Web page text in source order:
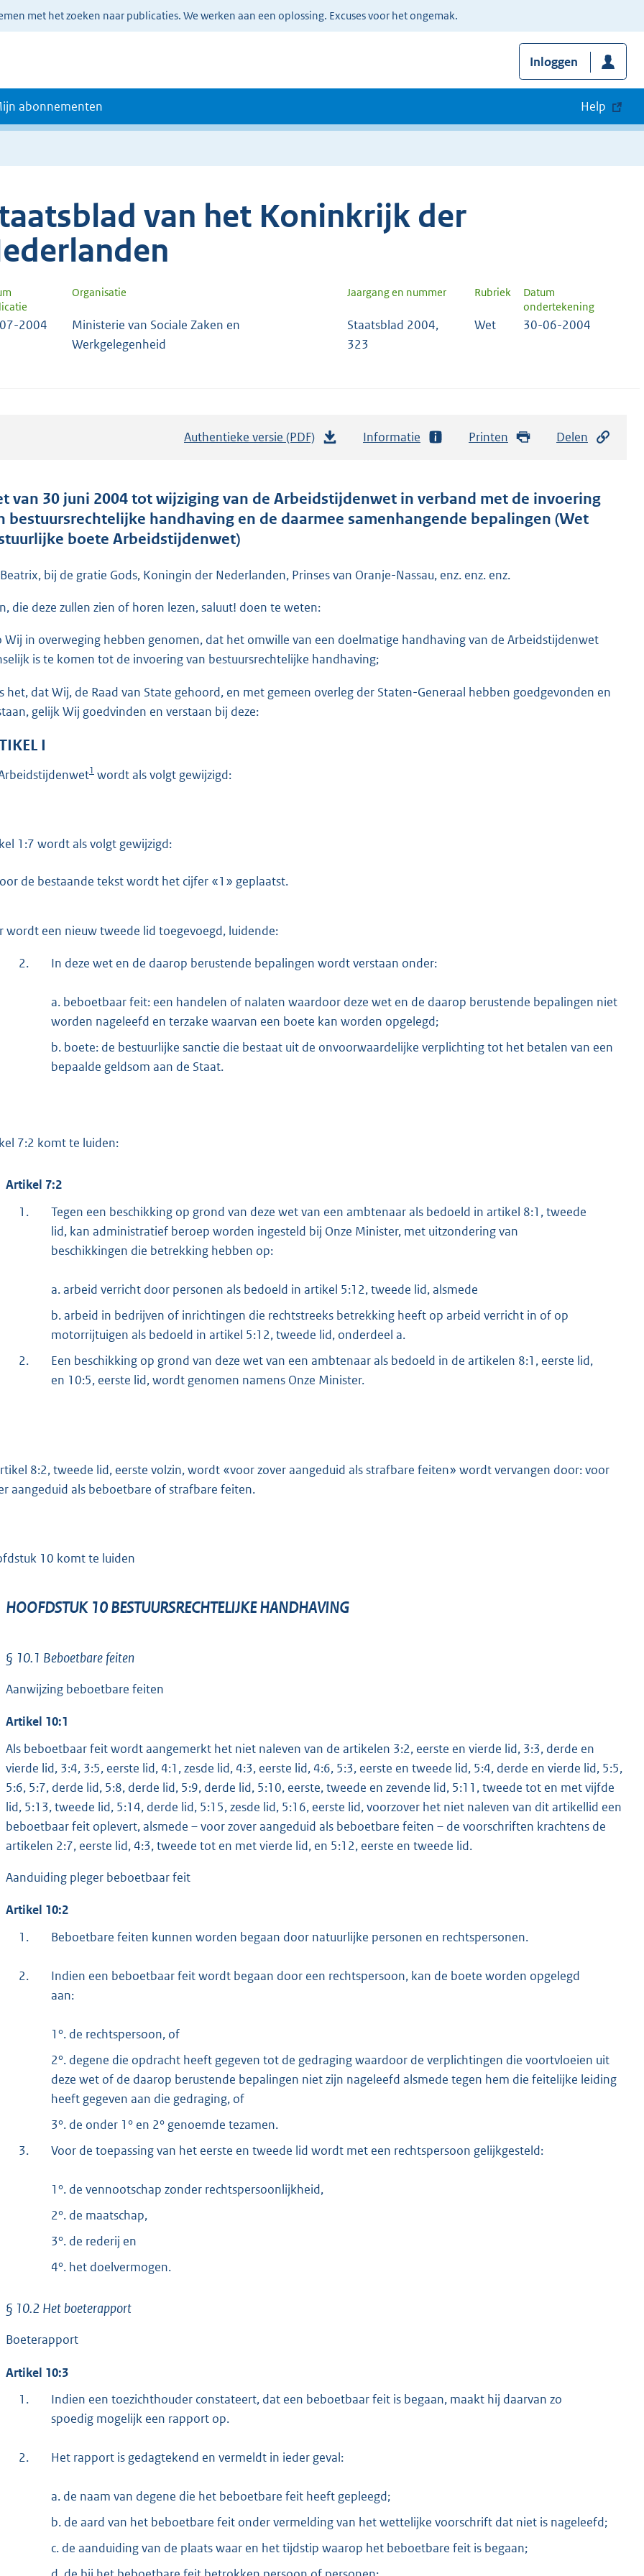
met het zoeken naar publicaties. We werken aan een oplossing. Excuses voor het ongemak.
Inloggen
abonnementen Help
van het Koninkrijk der
Organisatie Jaargang en nummer Rubriek
Datum
ondertekening
2004
Ministerie van Sociale Zaken en
Werkgelegenheid
Staatsblad 2004,
323
Wet 30-06-2004
Authentieke versie (PDF)
t
a
s
r
t
Informatie Printen Delen
van 30 juni 2004 tot wijziging van de Arbeidstijdenwet in verband met de invoering
bestuursrechtelijke handhaving en de daarmee samenhangende bepalingen (Wet
boete Arbeidstijdenwet)
bij de gratie Gods, Koningin der Nederlanden, Prinses van Oranje-Nassau, enz. enz. enz.
die deze zullen zien of horen lezen, saluut! doen te weten:
Wij in overweging hebben genomen, dat het omwille van een doelmatige handhaving van de Arbeidstijdenwet
is te komen tot de invoering van bestuursrechtelijke handhaving;
het, dat Wij, de Raad van State gehoord, en met gemeen overleg der Staten-Generaal hebben goedgevonden en
gelijk Wij goedvinden en verstaan bij deze:
I
1 wordt als volgt gewijzigd:
1:7 wordt als volgt gewijzigd:
de bestaande tekst wordt het cijfer «1» geplaatst.
wordt een nieuw tweede lid toegevoegd, luidende:
2. In deze wet en de daarop berustende bepalingen wordt verstaan onder:
a. beboetbaar feit: een handelen of nalaten waardoor deze wet en de daarop berustende bepalingen niet
worden nageleefd en terzake waarvan een boete kan worden opgelegd;
b. boete: de bestuurlijke sanctie die bestaat uit de onvoorwaardelijke verplichting tot het betalen van een
bepaalde geldsom aan de Staat.
7:2 komt te luiden:
Artikel 7:2
1.
Tegen een beschikking op grond van deze wet van een ambtenaar als bedoeld in artikel 8:1, tweede
lid, kan administratief beroep worden ingesteld bij Onze Minister, met uitzondering van
beschikkingen die betrekking hebben op:
a. arbeid verricht door personen als bedoeld in artikel 5:12, tweede lid, alsmede
b. arbeid in bedrijven of inrichtingen die rechtstreeks betrekking heeft op arbeid verricht in of op
motorrijtuigen als bedoeld in artikel 5:12, tweede lid, onderdeel a.
2.
Een beschikking op grond van deze wet van een ambtenaar als bedoeld in de artikelen 8:1, eerste lid,
en 10:5, eerste lid, wordt genomen namens Onze Minister.
8:2, tweede lid, eerste volzin, wordt «voor zover aangeduid als strafbare feiten» wordt vervangen door: voor
aangeduid als beboetbare of strafbare feiten.
10 komt te luiden
HOOFDSTUK 10 BESTUURSRECHTELIJKE HANDHAVING
§ 10.1 Beboetbare feiten
Aanwijzing beboetbare feiten
Artikel 10:1
Als beboetbaar feit wordt aangemerkt het niet naleven van de artikelen 3:2, eerste en vierde lid, 3:3, derde en
vierde lid, 3:4, 3:5, eerste lid, 4:1, zesde lid, 4:3, eerste lid, 4:6, 5:3, eerste en tweede lid, 5:4, derde en vierde lid, 5:5,
5:6, 5:7, derde lid, 5:8, derde lid, 5:9, derde lid, 5:10, eerste, tweede en zevende lid, 5:11, tweede tot en met vijfde
lid, 5:13, tweede lid, 5:14, derde lid, 5:15, zesde lid, 5:16, eerste lid, voorzover het niet naleven van dit artikellid een
beboetbaar feit oplevert, alsmede – voor zover aangeduid als beboetbare feiten – de voorschriften krachtens de
artikelen 2:7, eerste lid, 4:3, tweede tot en met vierde lid, en 5:12, eerste en tweede lid.
Aanduiding pleger beboetbaar feit
Artikel 10:2
1.
Beboetbare feiten kunnen worden begaan door natuurlijke personen en rechtspersonen.
2.
Indien een beboetbaar feit wordt begaan door een rechtspersoon, kan de boete worden opgelegd
aan:
1°. de rechtspersoon, of
2°. degene die opdracht heeft gegeven tot de gedraging waardoor de verplichtingen die voortvloeien uit
deze wet of de daarop berustende bepalingen niet zijn nageleefd alsmede tegen hem die feitelijke leiding
heeft gegeven aan die gedraging, of
3°. de onder 1° en 2° genoemde tezamen.
3.
Voor de toepassing van het eerste en tweede lid wordt met een rechtspersoon gelijkgesteld:
1°. de vennootschap zonder rechtspersoonlijkheid,
2°. de maatschap,
3°. de rederij en
4°. het doelvermogen.
§ 10.2 Het boeterapport
Boeterapport
Artikel 10:3
1.
Indien een toezichthouder constateert, dat een beboetbaar feit is begaan, maakt hij daarvan zo
spoedig mogelijk een rapport op.
2. Het rapport is gedagtekend en vermeldt in ieder geval:
a. de naam van degene die het beboetbare feit heeft gepleegd;
b. de aard van het beboetbare feit onder vermelding van het wettelijke voorschrift dat niet is nageleefd;
c. de aanduiding van de plaats waar en het tijdstip waarop het beboetbare feit is begaan;